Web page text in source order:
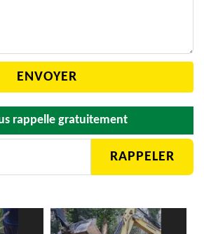
rappelle gratuitement